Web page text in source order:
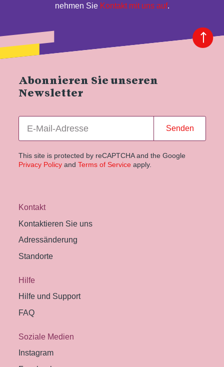
nehmen Sie Kontakt mit uns auf.
Abonnieren Sie unseren
Newsletter
Senden
This site is protected by reCAPTCHA and the Google
Privacy Policyand Terms of Service apply.
Kontakt
Kontaktieren Sie uns
Adressänderung
Standorte
Hilfe
Hilfe und Support
FAQ
Soziale Medien
Instagram